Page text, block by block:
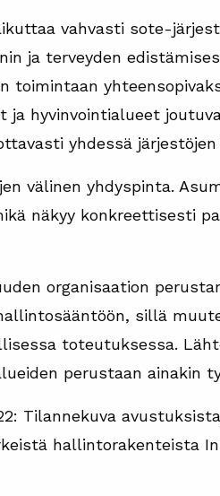
vahvasti sote-
ja terveyden
hyvinvointialueet
yhdessä järjestöjen
välinen yhdyspinta.
näkyy konkreettisesti
organisaation
sillä
toteutuksessa.
perustaan ainakin
Tilannekuva
hallintorakenteista